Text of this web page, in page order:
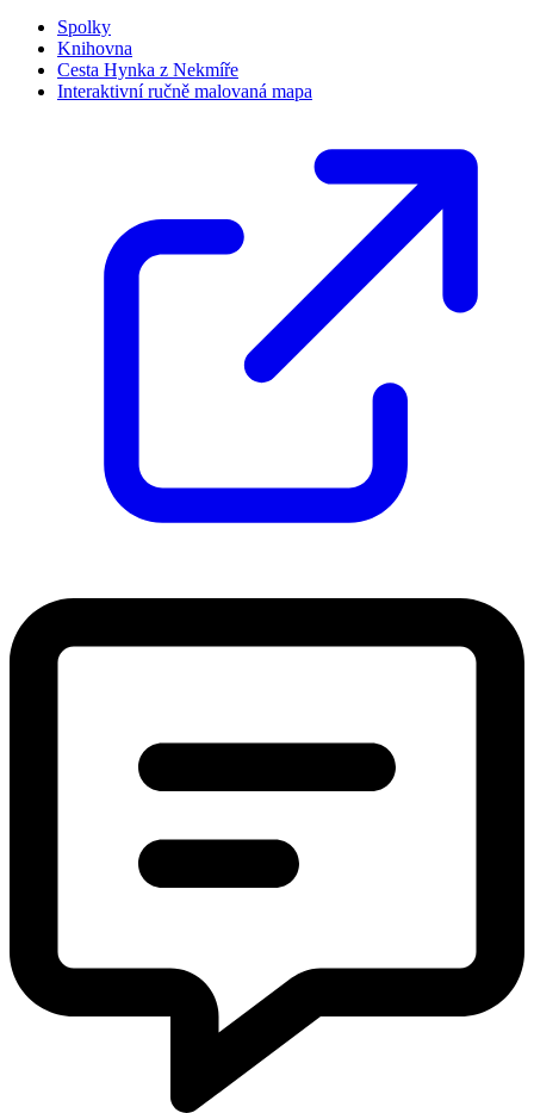
Spolky
Knihovna
Cesta Hynka z Nekmíře
Interaktivní ručně malovaná mapa